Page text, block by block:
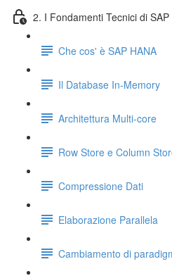
2. I Fondamenti Tecnici di SAP
Che cos' è SAP HANA
Il Database In-Memory
Architettura Multi-core
Row Store e Column
Compressione Dati
Elaborazione Parallela
Cambiamento di